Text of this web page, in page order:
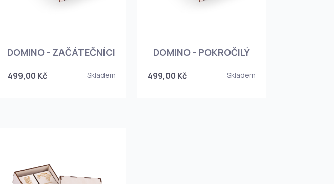
DOMINO - ZAČÁTEČNÍCI
499,00 Kč Skladem
DOMINO - POKROČILÝ
499,00 Kč Skladem